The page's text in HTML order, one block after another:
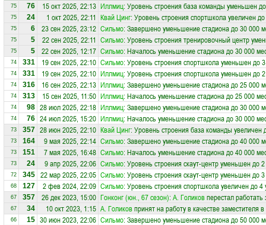
75 76 15 окт 2025, 22:13 Иллмиц: Уровень строения база команды уменьшен
75 24 1 окт 2025, 22:11 Квай Цинг: Уровень строения спортшкола увеличен
75 6 23 сен 2025, 23:12 Сильмо: Завершено уменьшение стадиона до 30 000
75 5 22 сен 2025, 22:11 Сильмо: Уровень строения тренировочный центр
75 5 22 сен 2025, 12:17 Сильмо: Началось уменьшение стадиона до 30 000
74 331 19 сен 2025, 22:10 Сильмо: Уровень строения спортшкола уменьшен до
74 331 19 сен 2025, 22:10 Иллмиц: Уровень строения спортшкола уменьшен до
74 316 16 сен 2025, 22:13 Иллмиц: Завершено уменьшение стадиона до 25 000
74 313 15 сен 2025, 11:50 Иллмиц: Началось уменьшение стадиона до 25 000
74 98 28 июл 2025, 22:18 Иллмиц: Завершено уменьшение стадиона до 30 000
74 76 24 июл 2025, 15:20 Иллмиц: Началось уменьшение стадиона до 30 000
73 357 28 июн 2025, 22:10 Квай Цинг: Уровень строения база команды увеличен
73 164 9 мая 2025, 22:14 Сильмо: Завершено уменьшение стадиона до 40 000
73 151 7 мая 2025, 16:48 Сильмо: Началось уменьшение стадиона до 40 000
73 24 9 апр 2025, 22:06 Сильмо: Уровень строения скаут-центр уменьшен до
72 345 22 мар 2025, 22:05 Сильмо: Уровень строения скаут-центр уменьшен до
68 127 2 фев 2024, 22:09 Сильмо: Уровень строения спортшкола увеличен до 4
67 357 26 дек 2023, 15:00 Гонконг (юн., 67 сезон): А. Голиковперестал
67 34 10 окт 2023, 1:15 А. Голиковпринят на работу в качестве заместителя
66 15 30 июн 2023, 22:06 Сильмо: Завершено уменьшение стадиона до 50 000